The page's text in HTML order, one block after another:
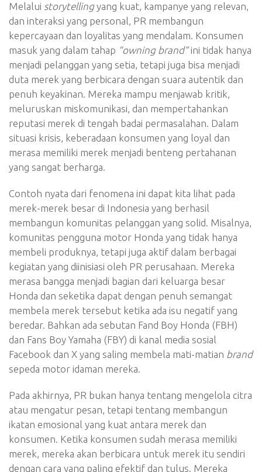
Melalui storytellingyang kuat, kampanye yang relevan,
dan interaksi yang personal, PR membangun
kepercayaan dan loyalitas yang mendalam. Konsumen
masuk yang dalam tahap “owning brand”ini tidak hanya
menjadi pelanggan yang setia, tetapi juga bisa menjadi
duta merek yang berbicara dengan suara autentik dan
penuh keyakinan. Mereka mampu menjawab kritik,
meluruskan miskomunikasi, dan mempertahankan
reputasi merek di tengah badai permasalahan. Dalam
situasi krisis, keberadaan konsumen yang loyal dan
merasa memiliki merek menjadi benteng pertahanan
yang sangat berharga.
Contoh nyata dari fenomena ini dapat kita lihat pada
merek-merek besar di Indonesia yang berhasil
membangun komunitas pelanggan yang solid. Misalnya,
komunitas pengguna motor Honda yang tidak hanya
membeli produknya, tetapi juga aktif dalam berbagai
kegiatan yang diinisiasi oleh PR perusahaan. Mereka
merasa bangga menjadi bagian dari keluarga besar
Honda dan seketika dapat dengan penuh semangat
membela merek tersebut ketika ada isu negatif yang
beredar. Bahkan ada sebutan Fand Boy Honda (FBH)
dan Fans Boy Yamaha (FBY) di kanal media sosial
Facebook dan X yang saling membela mati-matian brand
sepeda motor idaman mereka.
Pada akhirnya, PR bukan hanya tentang mengelola citra
atau mengatur pesan, tetapi tentang membangun
ikatan emosional yang kuat antara merek dan
konsumen. Ketika konsumen sudah merasa memiliki
merek, mereka akan berbicara untuk merek itu sendiri
dengan cara yang paling efektif dan tulus. Mereka